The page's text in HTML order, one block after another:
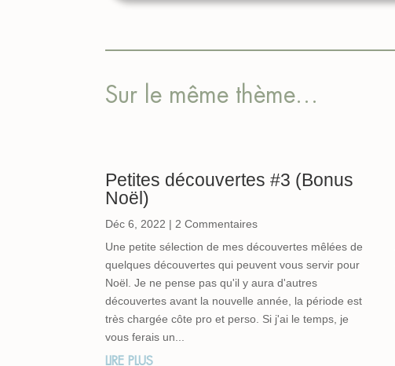
Sur le même thème…
Petites découvertes #3 (Bonus
Noël)
Déc 6, 2022 | 2 Commentaires
Une petite sélection de mes découvertes mêlées de
quelques découvertes qui peuvent vous servir pour
Noël. Je ne pense pas qu'il y aura d'autres
découvertes avant la nouvelle année, la période est
très chargée côte pro et perso. Si j'ai le temps, je
vous ferais un...
LIRE PLUS